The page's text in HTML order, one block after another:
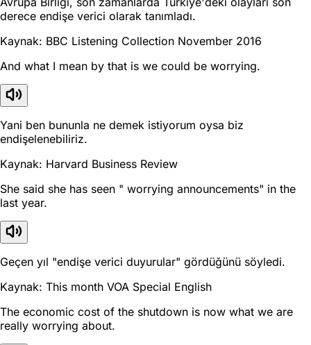
derece endişe verici olarak tanımladı.
Kaynak: BBC Listening Collection November 2016
And what I mean by that is we could be worrying.
Yani ben bununla ne demek istiyorum oysa biz
endişelenebiliriz.
Kaynak: Harvard Business Review
She said she has seen " worrying announcements" in the
last year.
Geçen yıl "endişe verici duyurular" gördüğünü söyledi.
Kaynak: This month VOA Special English
The economic cost of the shutdown is now what we are
really worrying about.